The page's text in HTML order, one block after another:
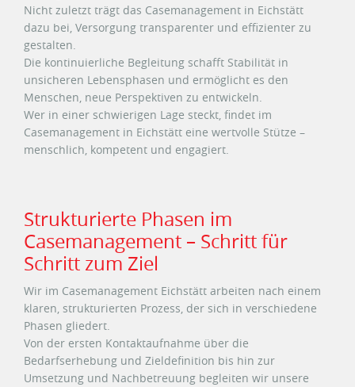
Nicht zuletzt trägt das Casemanagement in Eichstätt
dazu bei, Versorgung transparenter und effizienter zu
gestalten.
Die kontinuierliche Begleitung schafft Stabilität in
unsicheren Lebensphasen und ermöglicht es den
Menschen, neue Perspektiven zu entwickeln.
Wer in einer schwierigen Lage steckt, findet im
Casemanagement in Eichstätt eine wertvolle Stütze –
menschlich, kompetent und engagiert.
Strukturierte Phasen im
Casemanagement – Schritt für
Schritt zum Ziel
Wir im Casemanagement Eichstätt arbeiten nach einem
klaren, strukturierten Prozess, der sich in verschiedene
Phasen gliedert.
Von der ersten Kontaktaufnahme über die
Bedarfserhebung und Zieldefinition bis hin zur
Umsetzung und Nachbetreuung begleiten wir unsere